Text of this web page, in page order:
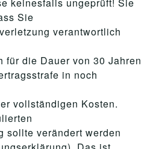
Sie
verantwortlich
für die Dauer von 30 Jahren
in noch
vollständigen Kosten.
sollte verändert werden